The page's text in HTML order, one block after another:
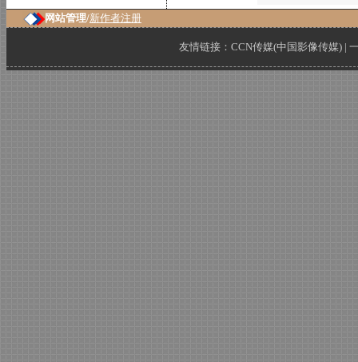
网站管理/新作者注册
友情链接： CCN传媒(中国影像传媒) |